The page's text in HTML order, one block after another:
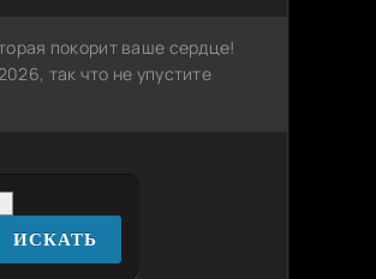
покорит ваше сердце!
так что не упустите
ИСКАТЬ